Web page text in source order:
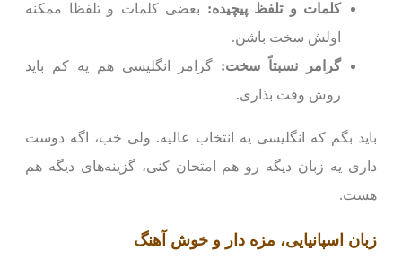
کلمات و تلفظ پیچیده: بعضی کلمات و تلفظا ممکنه
اولش سخت باشن.
گرامر نسبتاً سخت: گرامر انگلیسی هم یه کم باید
روش وقت بذاری.
باید بگم که انگلیسی یه انتخاب عالیه. ولی خب، اگه دوست
داری یه زبان دیگه رو هم امتحان کنی، گزینه‌های دیگه هم
هست.
زبان اسپانیایی، مزه دار و خوش آهنگ